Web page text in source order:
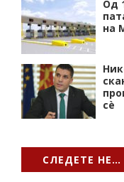
Од
на
сѐ
СЛЕДЕТЕ НЕ…